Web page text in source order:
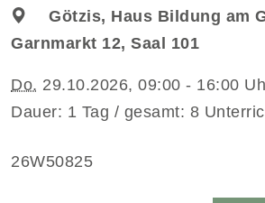
Götzis, Haus Bildung am
Garnmarkt 12, Saal 101
Do. 29.10.2026, 09:00 - 16:00
Dauer: 1 Tag / gesamt: 8
26W50825